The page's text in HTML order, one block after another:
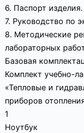
6. Паспорт изделия.
7. Руководство по
8. Методические
лабораторных
Базовая
Комплект учебно-
«Тепловые и
приборов
1
Ноутбук